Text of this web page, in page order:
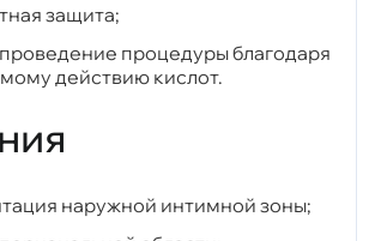
защита;
процедуры благодаря
действию кислот.
наружной интимной зоны;